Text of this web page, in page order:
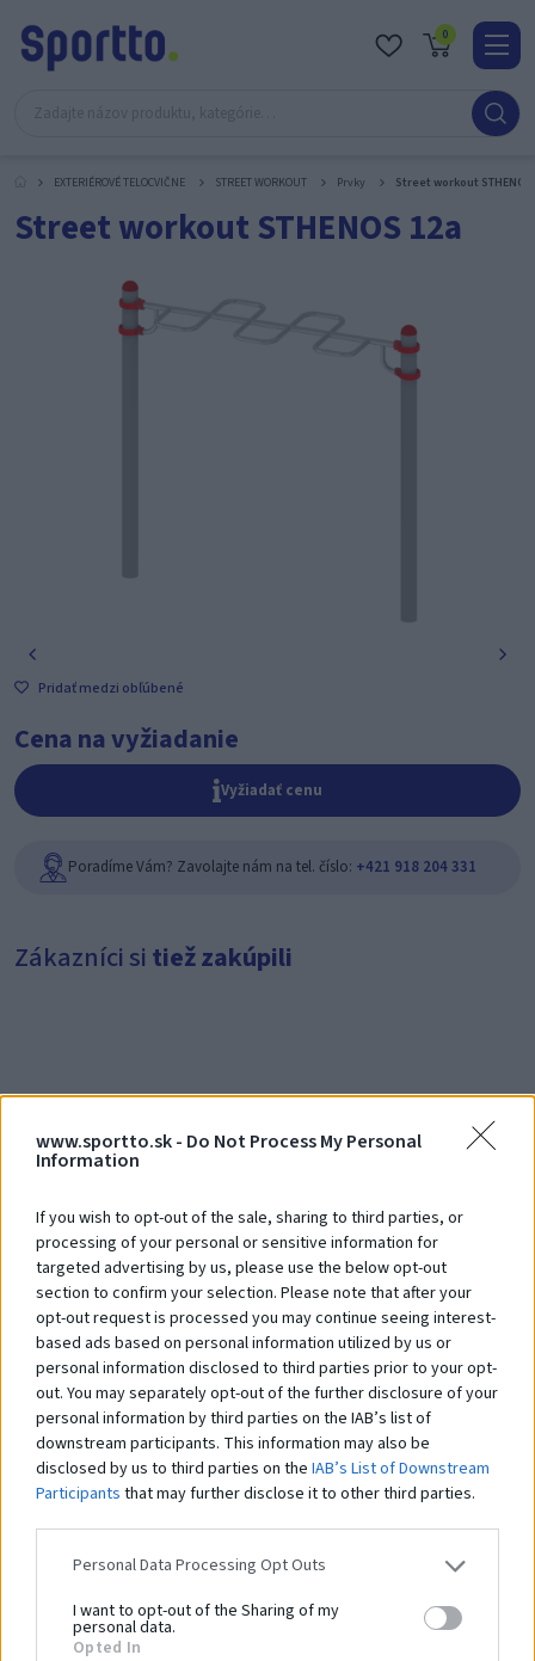
www.sportto.sk - Do Not Process My Personal
Information
If you wish to opt-out of the sale, sharing to third parties, or
processing of your personal or sensitive information for
targeted advertising by us, please use the below opt-out
section to confirm your selection. Please note that after your
opt-out request is processed you may continue seeing interest-
based ads based on personal information utilized by us or
personal information disclosed to third parties prior to your opt-
out. You may separately opt-out of the further disclosure of your
personal information by third parties on the IAB’s list of
downstream participants. This information may also be
disclosed by us to third parties on the IAB’s List of Downstream
Participants that may further disclose it to other third parties.
Personal Data Processing Opt Outs
I want to opt-out of the Sharing of my
personal data.
Opted In
0
O
EXTERIÉROVÉ TELOCVIČNE STREET WORKOUT Prvky Street workout
Street workout STHENOS 12a
Pridať medzi obľúbené
Cena na vyžiadanie
Vyžiadať cenu
Poradíme Vám? Zavolajte nám na tel. číslo: +421 918 204 331
Zákazníci si tiež zakúpili
Debna 300 x 1300 x 450
Na dopyt
Čo robí tentoprodukt
výnimočným?
Systém STHENOS je sada vybavenia určeného pre cvičenie Street workoutu.
Pozostáva z hrázd, bradiel, lavíc a plošín, kombinovaných v rôznych
zostavách. Ich používanie je založené na využití hmotnosti vlastného tela.
Prvky vám umožňujú vykonávať cvičenia rôznej obtiažnosti: tie
najjednoduchšie, ako aj pokročilejšie. Práve preto sú tréningové zostavy z
prvkovSTHENOSurčené pre širokú skupinu používateľov. Navyše je systém
využiteľný pri telovýchovných cvičeniach, športovom a brannom výcviku a
iných formách všeobecného telesného rozvoja. Použitie pevných a
odolných materiálov a vhodné konštrukčné riešenia zaisťujú odolnosť
zariadení a bezpečnosť používania.